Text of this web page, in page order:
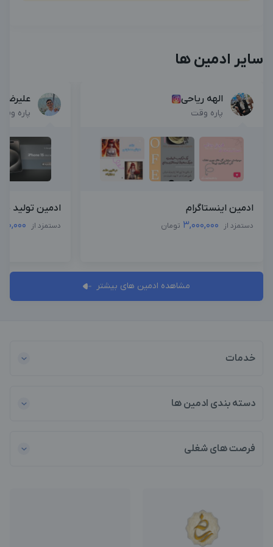
سایر ادمین ها
الهه ریاحی
پاره وقت
ادمین اینستاگرام
دستمزد از 3,000,000 تومان
علیرضا
پاره
ادمین تولید
دستمزد از
مشاهده ادمین های بیشتر
خدمات
دسته بندی ادمین ها
فرصت های شغلی